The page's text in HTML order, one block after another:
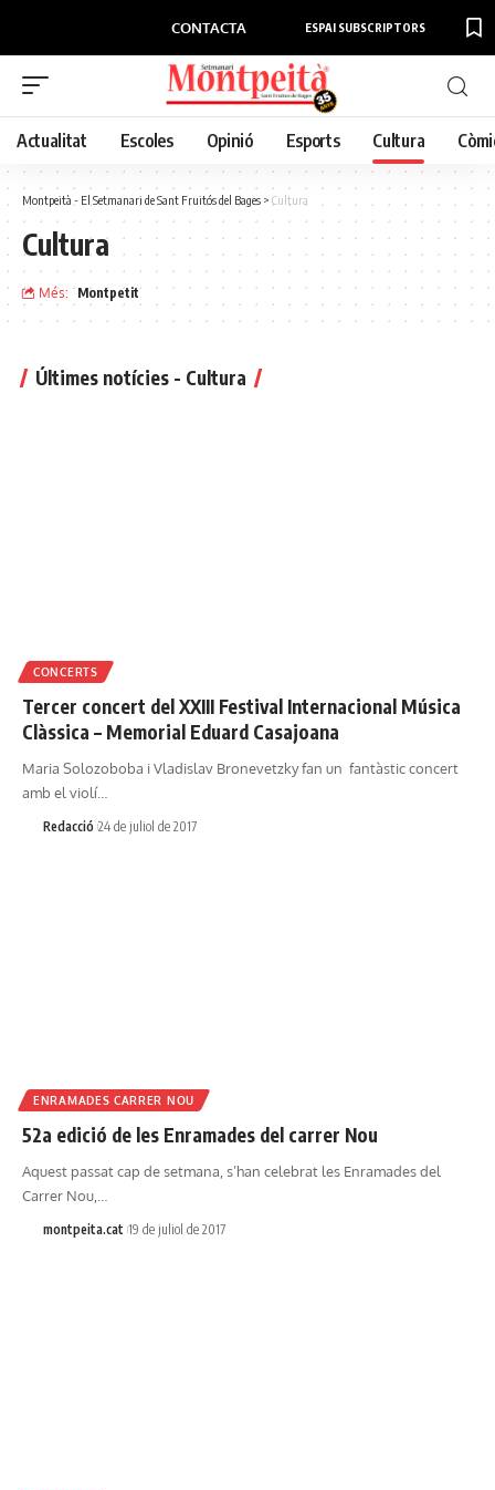
CONTACTA ESPAI SUBSCRIPTORS
Actualitat Escoles Opinió Esports Cultura
Montpeità - El Setmanari de Sant Fruitós del Bages > Cultura
Cultura
Més: Montpetit
Últimes notícies - Cultura
CONCERTS
Tercer concert del XXIII Festival Internacional Música
Clàssica – Memorial Eduard Casajoana
Maria Solozoboba i Vladislav Bronevetzky fan un fantàstic concert
amb el violí…
Redacció 24 de juliol de 2017
ENRAMADES CARRER NOU
52a edició de les Enramades del carrer Nou
Aquest passat cap de setmana, s’han celebrat les Enramades del
Carrer Nou,…
montpeita.cat 19 de juliol de 2017